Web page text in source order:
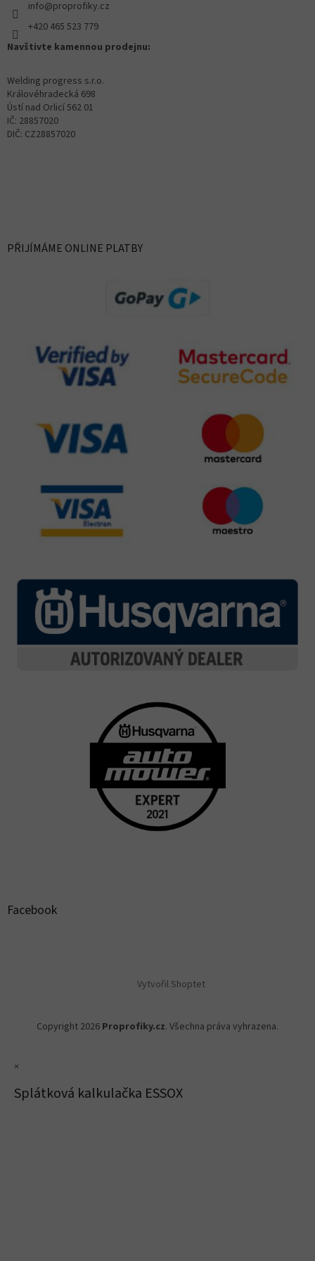
info@proprofiky.cz
+420 465 523 779
Navštivte kamennou prodejnu:
Welding progress s.r.o.
Královéhradecká 698
Ústí nad Orlicí 562 01
IČ: 28857020
DIČ: CZ28857020
PŘIJÍMÁME ONLINE PLATBY
Facebook
Vytvořil Shoptet
Copyright 2026 Proprofiky.cz. Všechna práva vyhrazena.
×
Splátková kalkulačka ESSOX